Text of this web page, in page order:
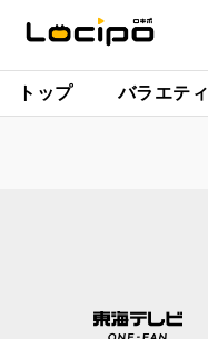
トップ バラエティ